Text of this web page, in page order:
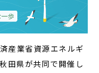
産業省資源エネルギ
田県が共同で開催し